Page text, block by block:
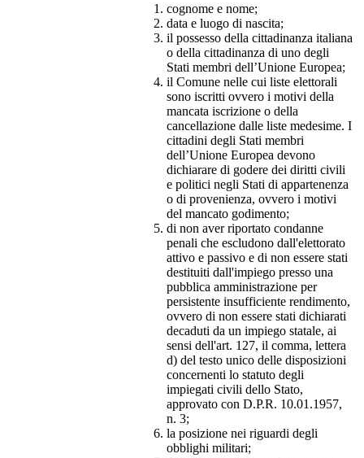
cognome e nome;
data e luogo di nascita;
il possesso della cittadinanza italiana
o della cittadinanza di uno degli
Stati membri dell’Unione Europea;
il Comune nelle cui liste elettorali
sono iscritti ovvero i motivi della
mancata iscrizione o della
cancellazione dalle liste medesime. I
cittadini degli Stati membri
dell’Unione Europea devono
dichiarare di godere dei diritti civili
e politici negli Stati di appartenenza
o di provenienza, ovvero i motivi
del mancato godimento;
di non aver riportato condanne
penali che escludono dall'elettorato
attivo e passivo e di non essere stati
destituiti dall'impiego presso una
pubblica amministrazione per
persistente insufficiente rendimento,
ovvero di non essere stati dichiarati
decaduti da un impiego statale, ai
sensi dell'art. 127, il comma, lettera
d) del testo unico delle disposizioni
concernenti lo statuto degli
impiegati civili dello Stato,
approvato con D.P.R. 10.01.1957,
n. 3;
la posizione nei riguardi degli
obblighi militari;